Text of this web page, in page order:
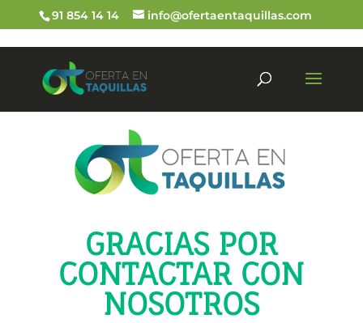
91 854 14 14 info@ofertaentaquillas.com
GRACIAS POR
CONTACTAR CON
NOSOTROS